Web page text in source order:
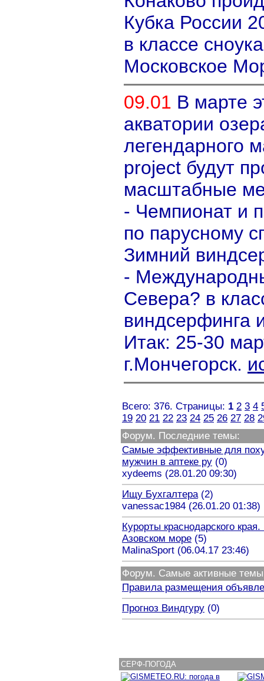
Кубка России
в классе
Московское
09.01 В марте
акватории
легендарного
project будут
масштабные
- Чемпионат и
по парусному
Зимний
-
Севера? в
виндсерфинга
Итак: 25-30
г.Мончегорск.
Всего: 376. Страницы: 1 2 3 4
19 20 21 22 23 24 25 26 27 28
Форум. Последние темы:
Самые эффективные для
мужчин в аптеке ру (0)
xydeems (28.01.20 09:30)
Ищу Бухгалтера(2)
vanessac1984 (26.01.20 01:38)
Курорты краснодарского
Азовском море (5)
MalinaSport (06.04.17 23:46)
Форум. Самые активные
Правила размещения
Прогноз Виндгуру (0)
СЕРФ-ПОГОДА